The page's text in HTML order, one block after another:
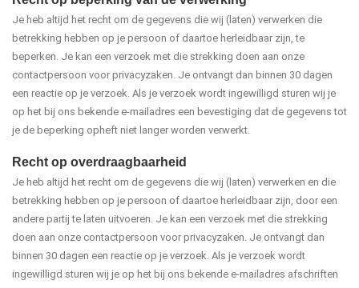
Je heb altijd het recht om de gegevens die wij (laten) verwerken die
betrekking hebben op je persoon of daartoe herleidbaar zijn, te
beperken. Je kan een verzoek met die strekking doen aan onze
contactpersoon voor privacyzaken. Je ontvangt dan binnen 30 dagen
een reactie op je verzoek. Als je verzoek wordt ingewilligd sturen wij je
op het bij ons bekende e-mailadres een bevestiging dat de gegevens tot
je de beperking opheft niet langer worden verwerkt.
Recht op overdraagbaarheid
Je heb altijd het recht om de gegevens die wij (laten) verwerken en die
betrekking hebben op je persoon of daartoe herleidbaar zijn, door een
andere partij te laten uitvoeren. Je kan een verzoek met die strekking
doen aan onze contactpersoon voor privacyzaken. Je ontvangt dan
binnen 30 dagen een reactie op je verzoek. Als je verzoek wordt
ingewilligd sturen wij je op het bij ons bekende e-mailadres afschriften